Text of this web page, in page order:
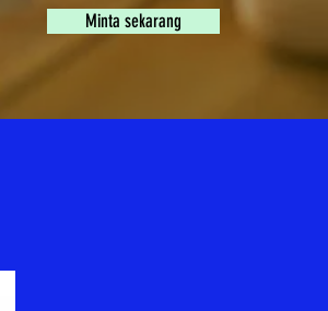
Minta sekarang